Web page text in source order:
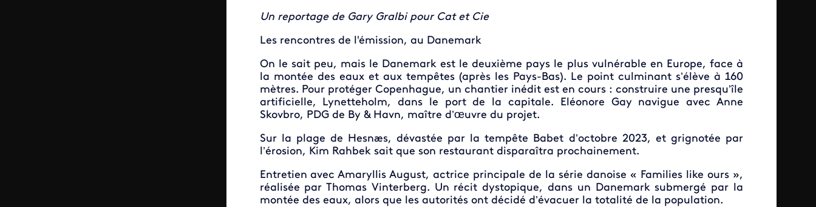
Un reportage de Gary Gralbi pour Cat et Cie
Les rencontres de l'émission, au Danemark
On le sait peu, mais le Danemark est le deuxième pays le plus vulnérable en Europe, face à
la montée des eaux et aux tempêtes (après les Pays-Bas). Le point culminant s’élève à 160
mètres. Pour protéger Copenhague, un chantier inédit est en cours : construire une presqu’île
artificielle, Lynetteholm, dans le port de la capitale. Eléonore Gay navigue avec Anne
Skovbro, PDG de By & Havn, maître d’œuvre du projet.
Sur la plage de Hesnæs, dévastée par la tempête Babet d’octobre 2023, et grignotée par
l’érosion, Kim Rahbek sait que son restaurant disparaîtra prochainement.
Entretien avec Amaryllis August, actrice principale de la série danoise « Families like ours »,
réalisée par Thomas Vinterberg. Un récit dystopique, dans un Danemark submergé par la
montée des eaux, alors que les autorités ont décidé d’évacuer la totalité de la population.